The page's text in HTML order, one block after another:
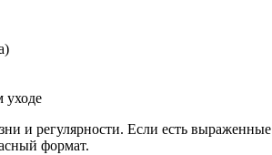
уходе
и регулярности. Если есть
формат.